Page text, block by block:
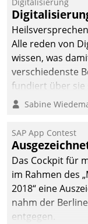
Überblick,
Eingriff bietende
Zur Entwicklung
man auf
bewährte und
agile
Alle reden von
wissen, was
verschiedenste
fundiert über sie
klären. Ein
Einsparungen
Prozesse. Doch
mit der
getan. Die
die Bereitschaft,
und zu
Sabine
SAP App Contest
Das Cockpit für
im Rahmen des
2018“ eine
nahm der
entgegen.